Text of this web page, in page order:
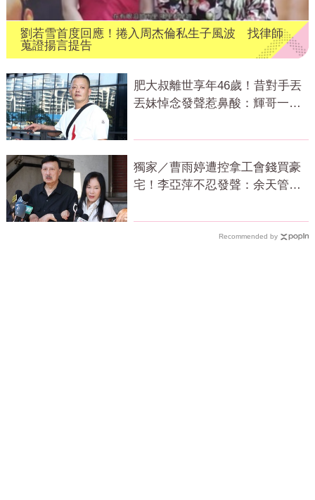
劉若雪首度回應！捲入周杰倫私生子風波 找律師
蒐證揚言提告
肥大叔離世享年46歲！昔對手丟
丟妹悼念發聲惹鼻酸：輝哥一路
獨家／曹雨婷遭控拿工會錢買豪
宅！李亞萍不忍發聲：余天管工
Recommended by